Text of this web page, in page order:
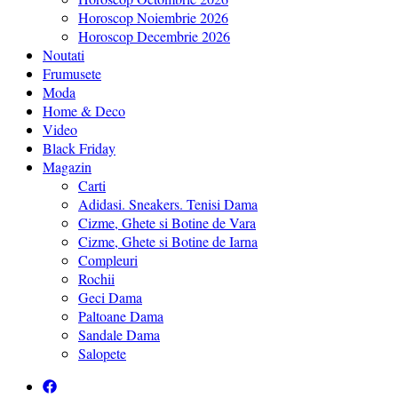
Horoscop Noiembrie 2026
Horoscop Decembrie 2026
Noutati
Frumusete
Moda
Home & Deco
Video
Black Friday
Magazin
Carti
Adidasi. Sneakers. Tenisi Dama
Cizme, Ghete si Botine de Vara
Cizme, Ghete si Botine de Iarna
Compleuri
Rochii
Geci Dama
Paltoane Dama
Sandale Dama
Salopete